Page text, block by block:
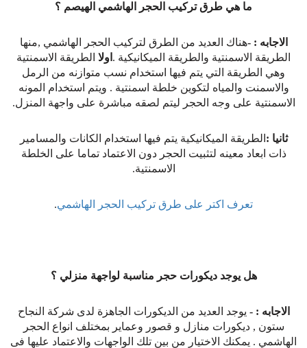
ما هي طرق تركيب الحجر الهاشمي الهيصم ؟
الاجابه : -هناك العديد من الطرق لتركيب الحجر الهاشمي ,منها
الطريقة الاسمنتية والطريقة الميكانيكية . اولا الطريقة الاسمنتية
وهي الطريقة التي يتم فيها استخدام نسب متوازنه من الرمل
والاسمنت والمياه لتكوين خلطة اسمنتية . ويتم استخدام المونه
الاسمنتية على وجه الحجر ليتم لصقه مباشرة على واجهة المنزل.
ثانيا : الطريقة الميكانيكية يتم فيها استخدام الكانات والمسامير
ذات ابعاد معينه لتثبيت الحجر دون الاعتماد تماما على الخلطة
الاسمنتية.
تعرف اكتر على طرق تركيب الحجر الهاشمي.
هل يوجد ديكورات حجر مناسبة لواجهة منزلي ؟
الاجابه : - يوجد العديد من الديكورات الجاهزة لدى شركة النجاح
ستون , ديكورات منازل و قصور وعماير بمختلف انواع الحجر
الهاشمي . يمكنك الاختيار من بين تلك الواجهات والاعتماد عليها فى